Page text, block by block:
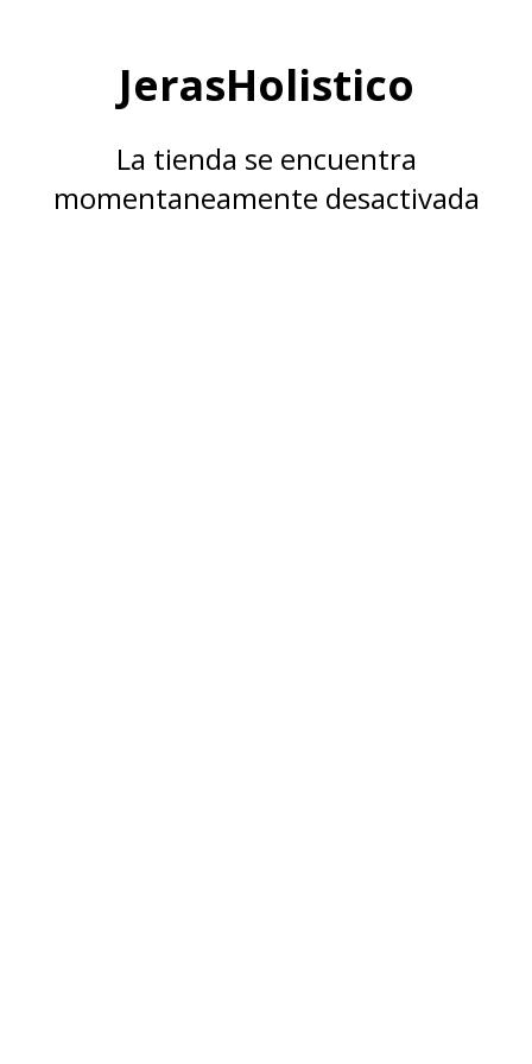
JerasHolistico
La tienda se encuentra
momentaneamente desactivada